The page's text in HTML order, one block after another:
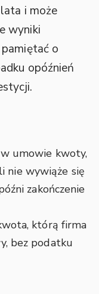
i może
wyniki
o
opóźnień
umowie kwoty,
nie wywiąże się
zakończenie
którą firma
bez podatku